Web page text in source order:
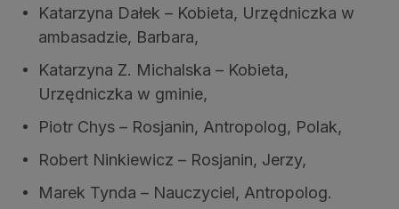
Katarzyna Dałek – Kobieta, Urzędniczka w
ambasadzie, Barbara,
Katarzyna Z. Michalska – Kobieta,
Urzędniczka w gminie,
Piotr Chys – Rosjanin, Antropolog, Polak,
Robert Ninkiewicz – Rosjanin, Jerzy,
Marek Tynda – Nauczyciel, Antropolog.